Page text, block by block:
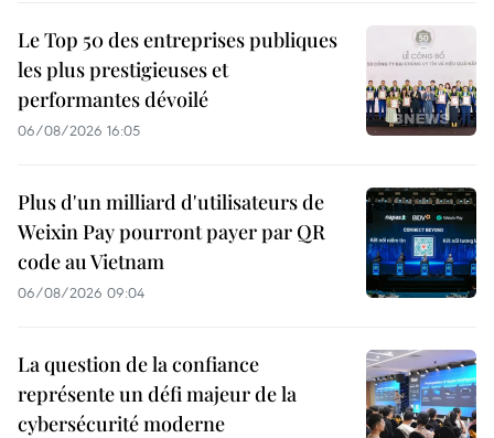
Le Top 50 des entreprises publiques
les plus prestigieuses et
performantes dévoilé
06/08/2026 16:05
Plus d'un milliard d'utilisateurs de
Weixin Pay pourront payer par QR
code au Vietnam
06/08/2026 09:04
La question de la confiance
représente un défi majeur de la
cybersécurité moderne